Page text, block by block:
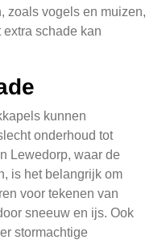
zoals vogels en muizen,
schade kan
kunnen
onderhoud tot
Lewedorp, waar de
is het belangrijk om
voor tekenen van
sneeuw en ijs. Ook
stormachtige